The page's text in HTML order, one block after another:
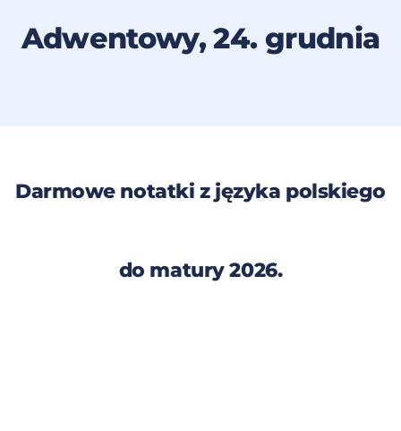
Adwentowy, 24. grudnia
Darmowe notatki z języka polskiego
do matury 2026.